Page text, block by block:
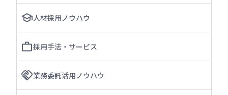
人材採用ノウハウ
採用手法・サービス
業務委託活用ノウハウ